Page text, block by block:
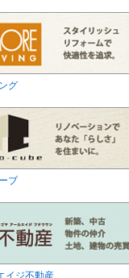
グ
ブ
イジ不動産